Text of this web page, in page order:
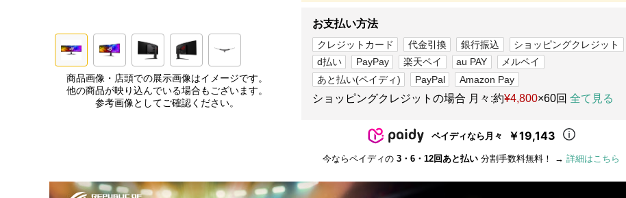
商品画像・店頭での展示画像はイメージです。
他の商品が映り込んでいる場合もございます。
参考画像としてご確認ください。
お支払い方法
クレジットカード 代金引換 銀行振込
ショッピングクレジット
d払い
PayPay 楽天ペイ au PAY
メルペイ
あと払い(ペイディ)
PayPal Amazon Pay
ショッピングクレジットの場合 月々:約¥4,800×60回 全て見る
ペイディなら月々 ￥19,143
今ならペイディの 3・6・12回あと払い 分割手数料無料！ → 詳細はこちら